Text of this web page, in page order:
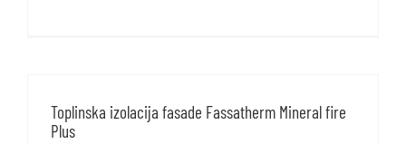
Toplinska izolacija fasade Fassatherm Mineral fire
Plus